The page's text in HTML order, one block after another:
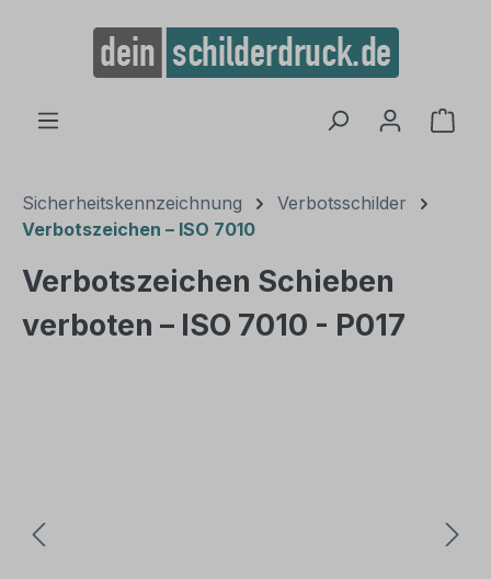
springen
Sicherheitskennzeichnung
Verbotsschilder
Verbotszeichen – ISO 7010
Verbotszeichen Schieben
verboten – ISO 7010 - P017